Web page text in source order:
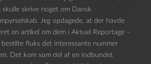
skulle skrive noget om Dansk
Jeg opdagede, at der havde
en artikel om dem i Aktuel Reportage –
bestilte fluks det interessante nummer
Det kom som del af en indbundet